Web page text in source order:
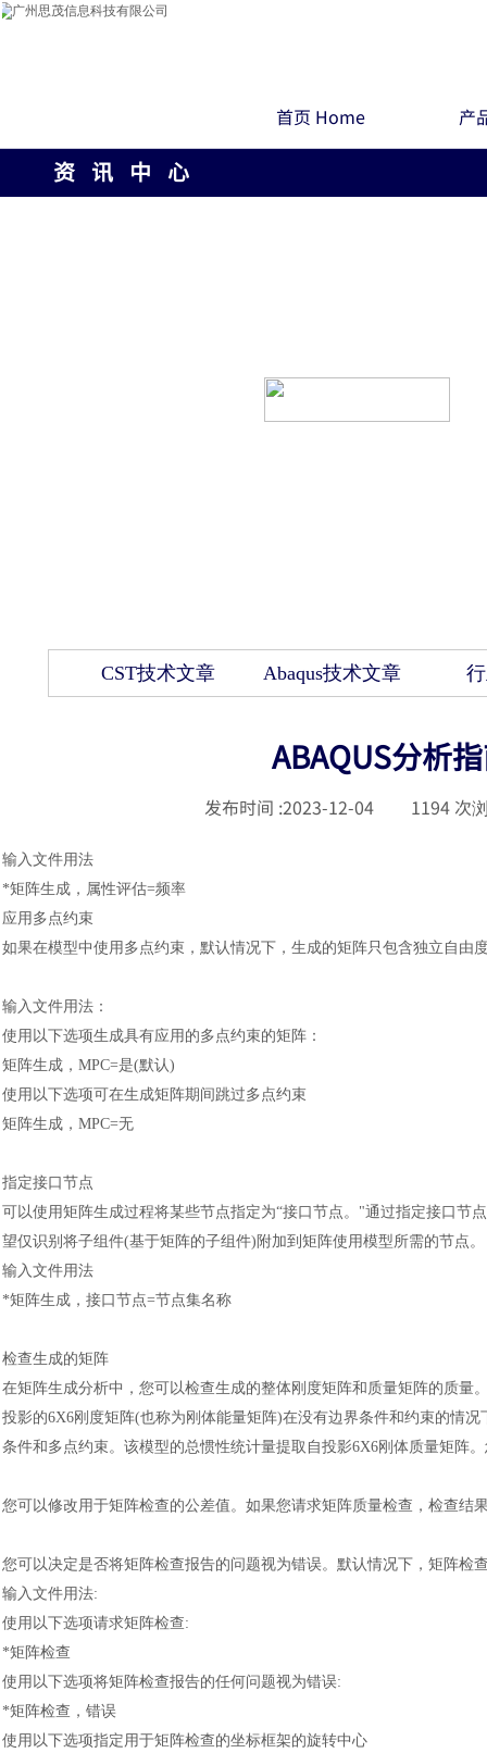
首页 Home 产
资 讯 中 心
CST技术文章 Abaqus技术文章
ABAQUS分析
发布时间 :2023-12-04 1194 次
输入文件用法
*矩阵生成，属性评估=频率
应用多点约束
如果在模型中使用多点约束，默认情况下，生成的矩阵只包含独立自由
输入文件用法 ：
使用以下选项生成具有应用的多点约束的矩阵 ：
矩阵生成， MPC=是(默认)
使用以下选项可在生成矩阵期间跳过多点约束
矩阵生成， MPC=无
指定接口节点
可以使用矩阵生成过程将某些节点指定为“接口节点。"通过指定接口节
望仅识别将子组件(基于矩阵的子组件)附加到矩阵使用模型所需的节点。
输入文件用法
*矩阵生成，接口节点=节点集名称
检查生成的矩阵
在矩阵生成分析中，您可以检查生成的整体刚度矩阵和质量矩阵的质量
投影的6X6刚度矩阵(也称为刚体能量矩阵)在没有边界条件和约束的情
条件和多点约束。该模型的总惯性统计量提取自投影6X6刚体质量矩阵
您可以修改用于矩阵检查的公差值。如果您请求矩阵质量检查，检查结
您可以决定是否将矩阵检查报告的问题视为错误。默认情况下，矩阵检
输入文件用法:
使用以下选项请求矩阵检查:
*矩阵检查
使用以下选项将矩阵检查报告的任何问题视为错误:
*矩阵检查，错误
使用以下选项指定用于矩阵检查的坐标框架的旋转中心